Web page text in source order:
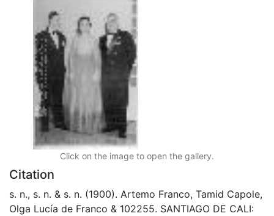
Click on the image to open the gallery.
Citation
s. n., s. n. & s. n. (1900). Artemo Franco, Tamid Capole,
Olga Lucía de Franco & 102255. SANTIAGO DE CALI: